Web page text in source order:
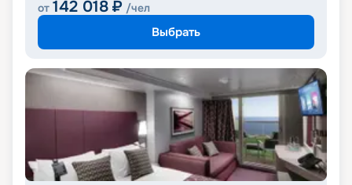
от 142 018 ₽ /чел
Выбрать